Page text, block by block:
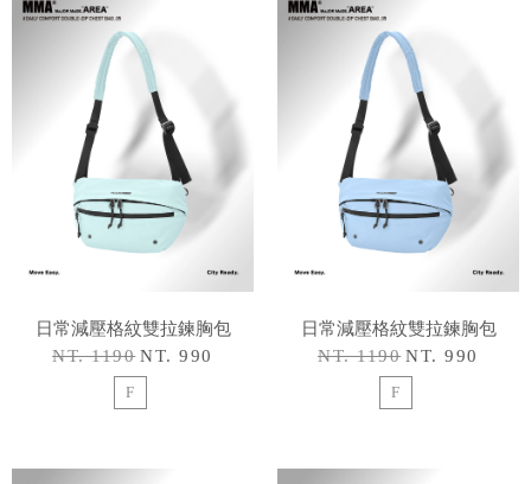
日常減壓格紋雙拉鍊胸包
NT. 1190 NT. 990
F
日常減壓格紋雙拉鍊胸包
NT. 1190 NT. 990
F